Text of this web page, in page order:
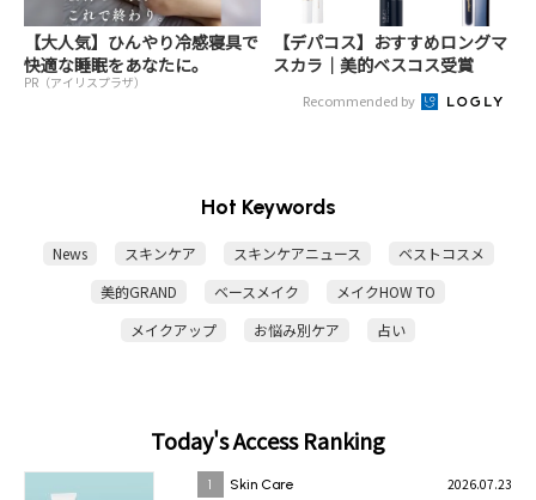
【大人気】ひんやり冷感寝具で
快適な睡眠をあなたに。
PR（アイリスプラザ）
【デパコス】おすすめロングマ
スカラ｜美的ベスコス受賞
Recommended by
Hot Keywords
News スキンケア スキンケアニュース
ベストコスメ
美的GRAND
ベースメイク
メイクHOW TO
メイクアップ
お悩み別ケア 占い
Today's Access Ranking
1 Skin Care 2026.07.23